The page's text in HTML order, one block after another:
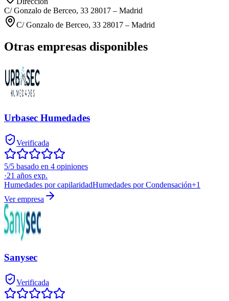
C/ Gonzalo de Berceo, 33 28017 – Madrid
C/ Gonzalo de Berceo, 33 28017 – Madrid
Otras empresas disponibles
Urbasec Humedades
Verificada
5/5 basado en 4 opiniones
·21 años exp.
Humedades por capilaridadHumedades por Condensación+1
Ver empresa
Sanysec
Verificada